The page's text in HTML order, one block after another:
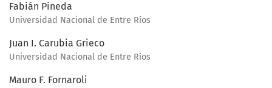
Fabián Pineda
Universidad Nacional de Entre Ríos
Juan I. Carubia Grieco
Universidad Nacional de Entre Ríos
Mauro F. Fornaroli